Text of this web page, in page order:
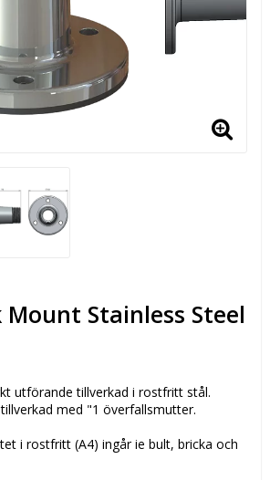
Mount Stainless Steel
utförande tillverkad i rostfritt stål.
med "1 överfallsmutter.
i rostfritt (A4) ingår ie bult, bricka och